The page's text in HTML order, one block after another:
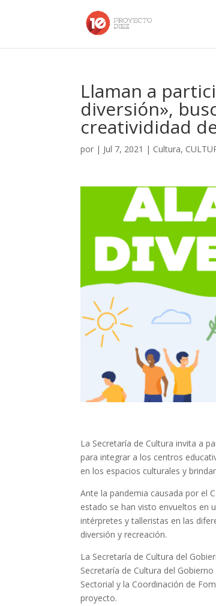
Llaman a
diversión»,
creativididad
por | Jul 7, 2021 | Cultura,
La Secretaría de Cultura invita a
para integrar a los centros
en los espacios culturales y
Ante la pandemia causada por el
estado se han visto envueltos en
intérpretes y talleristas en las
diversión y recreación.
La Secretaría de Cultura del
Secretaría de Cultura del
Sectorial y la Coordinación de
proyecto.